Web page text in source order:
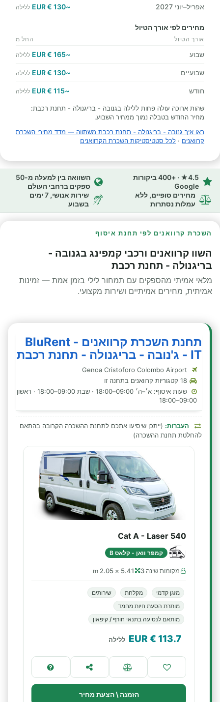
אפריל–יוני 2027 ~130 € EUR ללילה
מחירים לפי אורך הטיול
אורך הטיול החל מ
שבוע ~165 € EUR ללילה
שבועיים ~130 € EUR ללילה
חודש ~115 € EUR ללילה
שהות ארוכה עולה פחות ללילה בגנובה - בריגנולה - תחנת רכבת:
מחיר החודש בטבלה נמוך ממחיר השבוע.
ראו איך גנובה - בריגנולה - תחנת רכבת משתווה — מדד מחירי השכרת
קרוואנים · לכל סטטיסטיקות השכרת הקרוואנים
4.5★ · +400 ביקורות
Google
השוואה בין למעלה מ-50
ספקים ברחבי העולם
מחירים סופיים, ללא
עמלות נסתרות
שירות אנושי, 7 ימים
בשבוע
השכרת קרוואנים לפי תחנת איסוף
השוו קרוואנים ורכבי קמפינג בגנובה -
בריגנולה - תחנת רכבת
מלאי אמיתי מהספקים עם תמחור לילי בזמן אמת — זמינות
אמיתית, מחירים אמיתיים ושירות מקצועי.
תחנת השכרת קרוואנים - BluRent
IT - ג'נובה - בריגנולה - תחנת רכבת
שעות איסוף: א׳–ה׳ 09:00–18:00 · שבת 09:00–18:00 · ראשון
09:00–18:00
העברות: (ייתכן שיסיעו אתכם לתחנת ההשכרה הקרובה בהתאם
להחלטת תחנת ההשכרה)
Cat A - Laser 540
קמפר וואן - קלאס B
מקומות שינה 3 5.41 × 2.05 m
מזגן קדמי מקלחת
שירותים
מותרת הסעת חיות מחמד
מותאם לנסיעה בתנאי חורף / קיפאון
113.7
€ EUR ללילה
הזמנה \ הצעת מחיר